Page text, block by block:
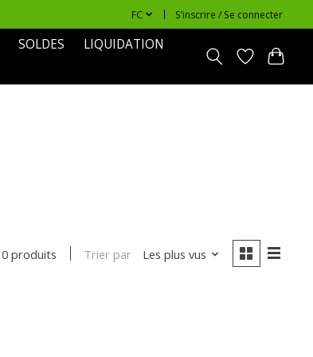
FC S’inscrire / Se connecter
SOLDES
LIQUIDATION
0 produits Trier par Les plus vus